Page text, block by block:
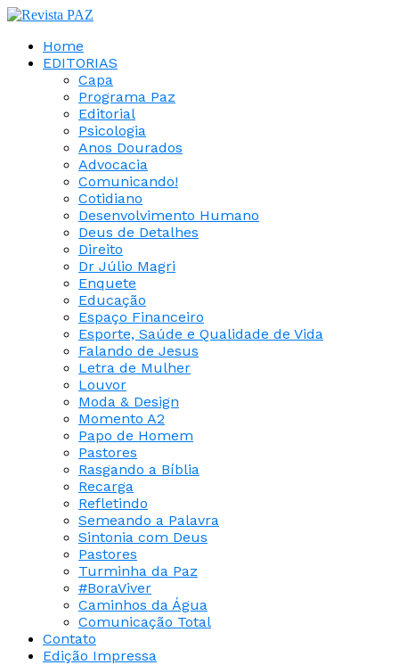
Home
EDITORIAS
Capa
Programa Paz
Editorial
Psicologia
Anos Dourados
Advocacia
Comunicando!
Cotidiano
Desenvolvimento Humano
Deus de Detalhes
Direito
Dr Júlio Magri
Enquete
Educação
Espaço Financeiro
Esporte, Saúde e Qualidade de Vida
Falando de Jesus
Letra de Mulher
Louvor
Moda & Design
Momento A2
Papo de Homem
Pastores
Rasgando a Bíblia
Recarga
Refletindo
Semeando a Palavra
Sintonia com Deus
Pastores
Turminha da Paz
#BoraViver
Caminhos da Água
Comunicação Total
Contato
Edição Impressa